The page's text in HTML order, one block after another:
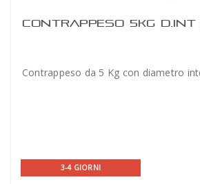
CONTRAPPESO 5KG
Contrappeso da 5 Kg con diametro
3-4 GIORNI